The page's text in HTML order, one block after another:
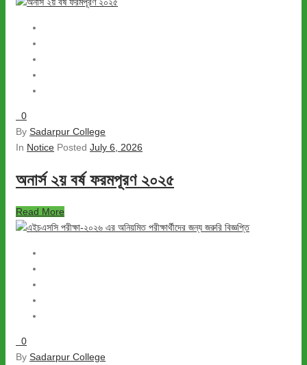
0
By Sadarpur College
In Notice Posted July 6, 2026
অনার্স ২য় বর্ষ ফরমপূরণ ২০২৫
Read More
0
By Sadarpur College